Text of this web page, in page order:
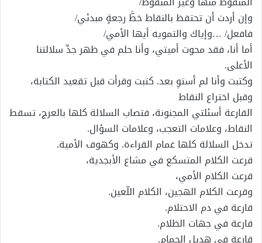
وإن أردت أن تحتفظ بالنقاط خطَّ رجعةٍ مبدئي/
فافعل/ …وإياك والتمويه أيها الأمي/
أما أنا، فقد محوت أميتي، وأنا حلم في ظهر جدِّ سلالتنا
الأعلى.
وكتبت وأنا لم أستوِ بعد. كتبت وقرأت قبل تقعيد الكتابة،
وقبل اختراع النقاط
القارعة أسئلتي المجنونة، فتصاب السلالة كلها بالعرج، تسقط
النقاط، وعلامات التعجب، وعلامات السؤال.
تدخل السلالة كلها غمام القراءة. وكهوف الأمية.
قرعت الكلام المتسكع في مشاع الأبجدية،
قرعت الكلام الأمي،
وقرعت الكلام الهجين، الكلام اللّعين.
قارعة في دم الاحتلام.
قارعة في جهات الظلام.
قارعة في هديل الحمام.